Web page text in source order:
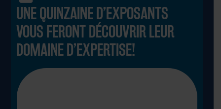
UNE QUINZAINE D’EXPOSANTS
VOUS FERONT DÉCOUVRIR LEUR
DOMAINE D’EXPERTISE!